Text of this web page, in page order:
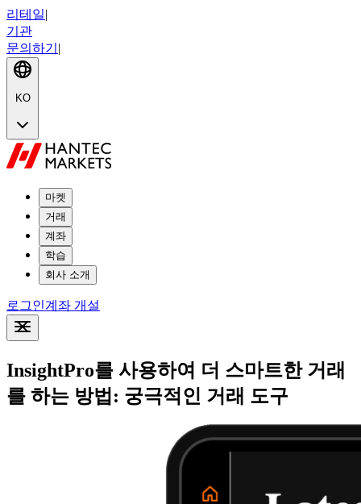
리테일|
기관
문의하기 |
KO
마켓
거래
계좌
학습
회사 소개
로그인계좌 개설
InsightPro를 사용하여 더 스마트한 거래
를 하는 방법: 궁극적인 거래 도구